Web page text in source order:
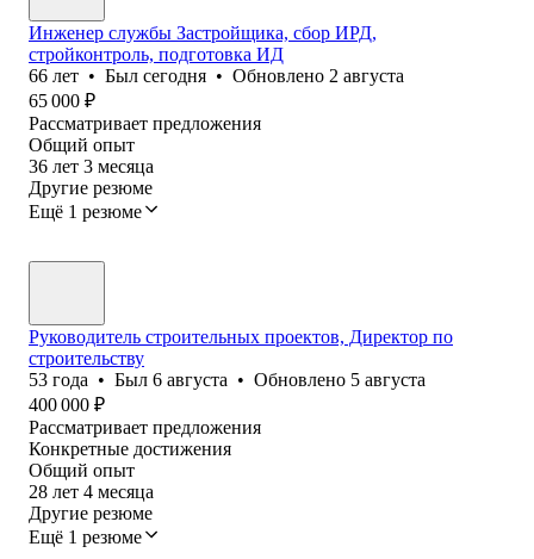
Инженер службы Застройщика, сбор ИРД,
стройконтроль, подготовка ИД
66 лет • Был сегодня • Обновлено 2 августа
65 000 ₽
Рассматривает предложения
Общий опыт
36 лет 3 месяца
Другие резюме
Ещё 1 резюме
Руководитель строительных проектов, Директор по
строительству
53 года • Был 6 августа • Обновлено 5 августа
400 000 ₽
Рассматривает предложения
Конкретные достижения
Общий опыт
28 лет 4 месяца
Другие резюме
Ещё 1 резюме